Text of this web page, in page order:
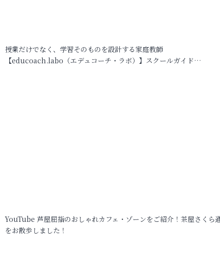
授業だけでなく、学習そのものを設計する家庭教師
【educoach.labo（エデュコーチ・ラボ）】スクールガイド…
YouTube 芦屋屈指のおしゃれカフェ・ゾーンをご紹介！茶屋さくら
をお散歩しました！